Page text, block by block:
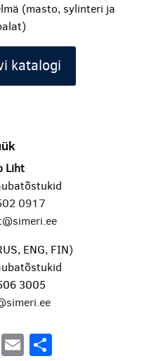
(masto, sylinteri ja
katalogi
Liht
0917
ENG, FIN)
3005
Twitter
Email